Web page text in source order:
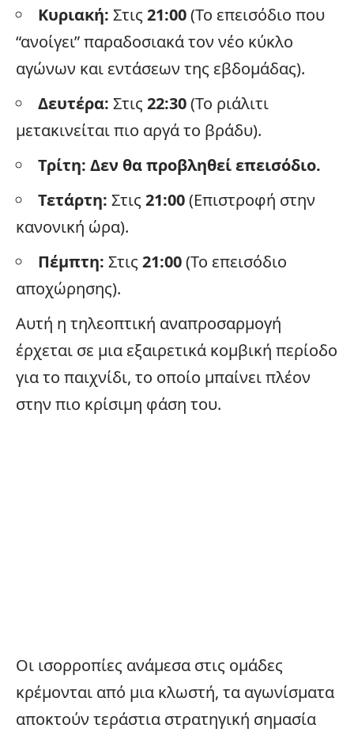
Κυριακή: Στις 21:00(Το επεισόδιο που
“ανοίγει” παραδοσιακά τον νέο κύκλο
αγώνων και εντάσεων της εβδομάδας).
Δευτέρα: Στις 22:30(Το ριάλιτι
μετακινείται πιο αργά το βράδυ).
Τρίτη: Δεν θα προβληθεί επεισόδιο.
Τετάρτη: Στις 21:00(Επιστροφή στην
κανονική ώρα).
Πέμπτη: Στις 21:00(Το επεισόδιο
αποχώρησης).
Αυτή η τηλεοπτική αναπροσαρμογή
έρχεται σε μια εξαιρετικά κομβική περίοδο
για το παιχνίδι, το οποίο μπαίνει πλέον
στην πιο κρίσιμη φάση του.
Οι ισορροπίες ανάμεσα στις ομάδες
κρέμονται από μια κλωστή, τα αγωνίσματα
αποκτούν τεράστια στρατηγική σημασία